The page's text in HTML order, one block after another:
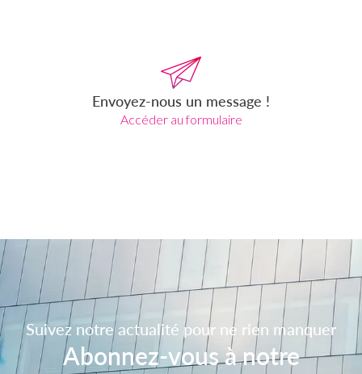
Envoyez-nous un message !
Accéder au formulaire
Suivez notre actualité pour ne rien manquer
Abonnez-vous à notre